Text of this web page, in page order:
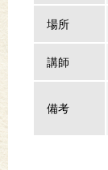
場所
講師
備考